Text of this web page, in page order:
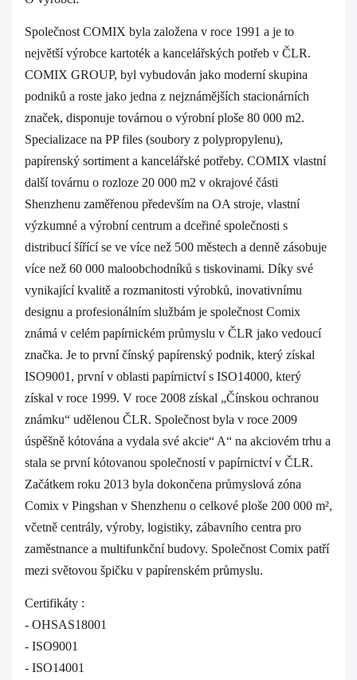
Společnost COMIX byla založena v roce 1991 a je to
největší výrobce kartoték a kancelářských potřeb v ČLR.
COMIX GROUP, byl vybudován jako moderní skupina
podniků a roste jako jedna z nejznámějších stacionárních
značek, disponuje továrnou o výrobní ploše 80 000 m2.
Specializace na PP files (soubory z polypropylenu),
papírenský sortiment a kancelářské potřeby. COMIX vlastní
další továrnu o rozloze 20 000 m2 v okrajové části
Shenzhenu zaměřenou především na OA stroje, vlastní
výzkumné a výrobní centrum a dceřiné společnosti s
distribucí šířící se ve více než 500 městech a denně zásobuje
více než 60 000 maloobchodníků s tiskovinami. Díky své
vynikající kvalitě a rozmanitosti výrobků, inovativnímu
designu a profesionálním službám je společnost Comix
známá v celém papírnickém průmyslu v ČLR jako vedoucí
značka. Je to první čínský papírenský podnik, který získal
ISO9001, první v oblasti papírnictví s ISO14000, který
získal v roce 1999. V roce 2008 získal „Čínskou ochranou
známku“ udělenou ČLR. Společnost byla v roce 2009
úspěšně kótována a vydala své akcie“ A“ na akciovém trhu a
stala se první kótovanou společností v papírnictví v ČLR.
Začátkem roku 2013 byla dokončena průmyslová zóna
Comix v Pingshan v Shenzhenu o celkové ploše 200 000 m²,
včetně centrály, výroby, logistiky, zábavního centra pro
zaměstnance a multifunkční budovy. Společnost Comix patří
mezi světovou špičku v papírenském průmyslu.
Certifikáty :
- OHSAS18001
- ISO9001
- ISO14001